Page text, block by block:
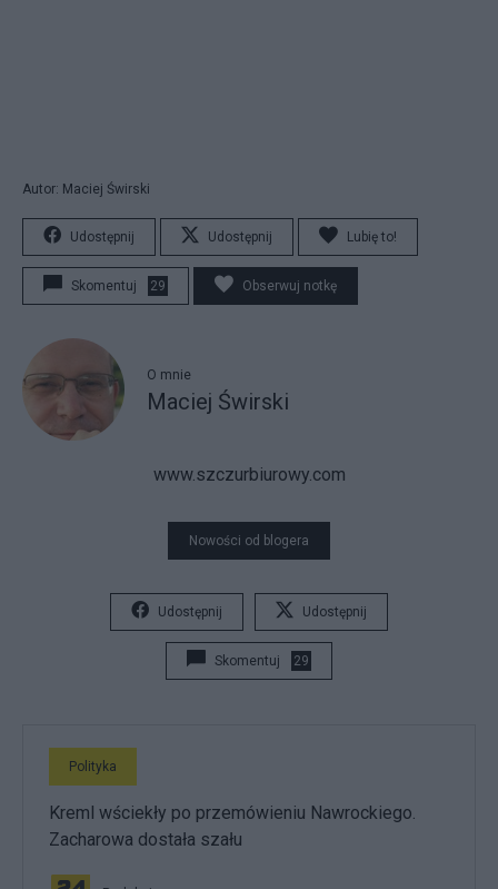
Autor: Maciej Świrski
Udostępnij Udostępnij Lubię to!
Skomentuj 29 Obserwuj notkę
O mnie
Maciej Świrski
www.szczurbiurowy.com
Nowości od blogera
Udostępnij Udostępnij
Skomentuj 29
Polityka
Kreml wściekły po przemówieniu Nawrockiego.
Zacharowa dostała szału